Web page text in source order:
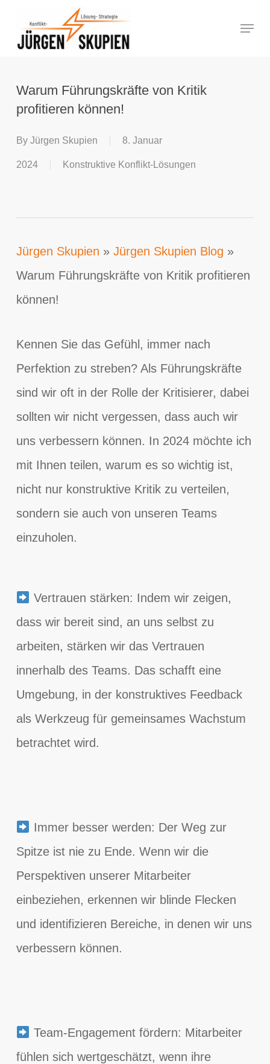
content
Menu
Warum Führungskräfte von Kritik
profitieren können!
By Jürgen Skupien 8. Januar
2024 Konstruktive Konflikt-Lösungen
Jürgen Skupien » Jürgen Skupien Blog »
Warum Führungskräfte von Kritik profitieren
können!
Kennen Sie das Gefühl, immer nach
Perfektion zu streben? Als Führungskräfte
sind wir oft in der Rolle der Kritisierer, dabei
sollten wir nicht vergessen, dass auch wir
uns verbessern können. In 2024 möchte ich
mit Ihnen teilen, warum es so wichtig ist,
nicht nur konstruktive Kritik zu verteilen,
sondern sie auch von unseren Teams
einzuholen.
Vertrauen stärken: Indem wir zeigen,
dass wir bereit sind, an uns selbst zu
arbeiten, stärken wir das Vertrauen
innerhalb des Teams. Das schafft eine
Umgebung, in der konstruktives Feedback
als Werkzeug für gemeinsames Wachstum
betrachtet wird.
Immer besser werden: Der Weg zur
Spitze ist nie zu Ende. Wenn wir die
Perspektiven unserer Mitarbeiter
einbeziehen, erkennen wir blinde Flecken
und identifizieren Bereiche, in denen wir uns
verbessern können.
Team-Engagement fördern: Mitarbeiter
fühlen sich wertgeschätzt, wenn ihre